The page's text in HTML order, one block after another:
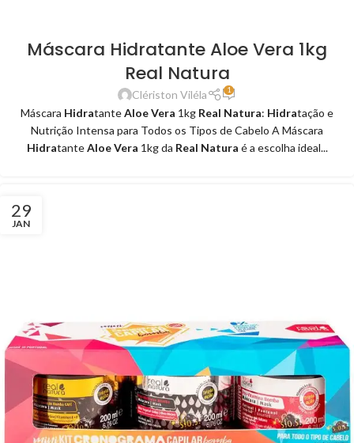
Máscara Hidratante Aloe Vera 1kg
Real Natura
Clériston Viléla 1
Máscara HidratanteAloe Vera 1kg Real Natura: Hidratação e
Nutrição Intensa para Todos os Tipos de Cabelo A Máscara
HidratanteAloe Vera 1kg da Real Natura é a escolha ideal...
29
JAN